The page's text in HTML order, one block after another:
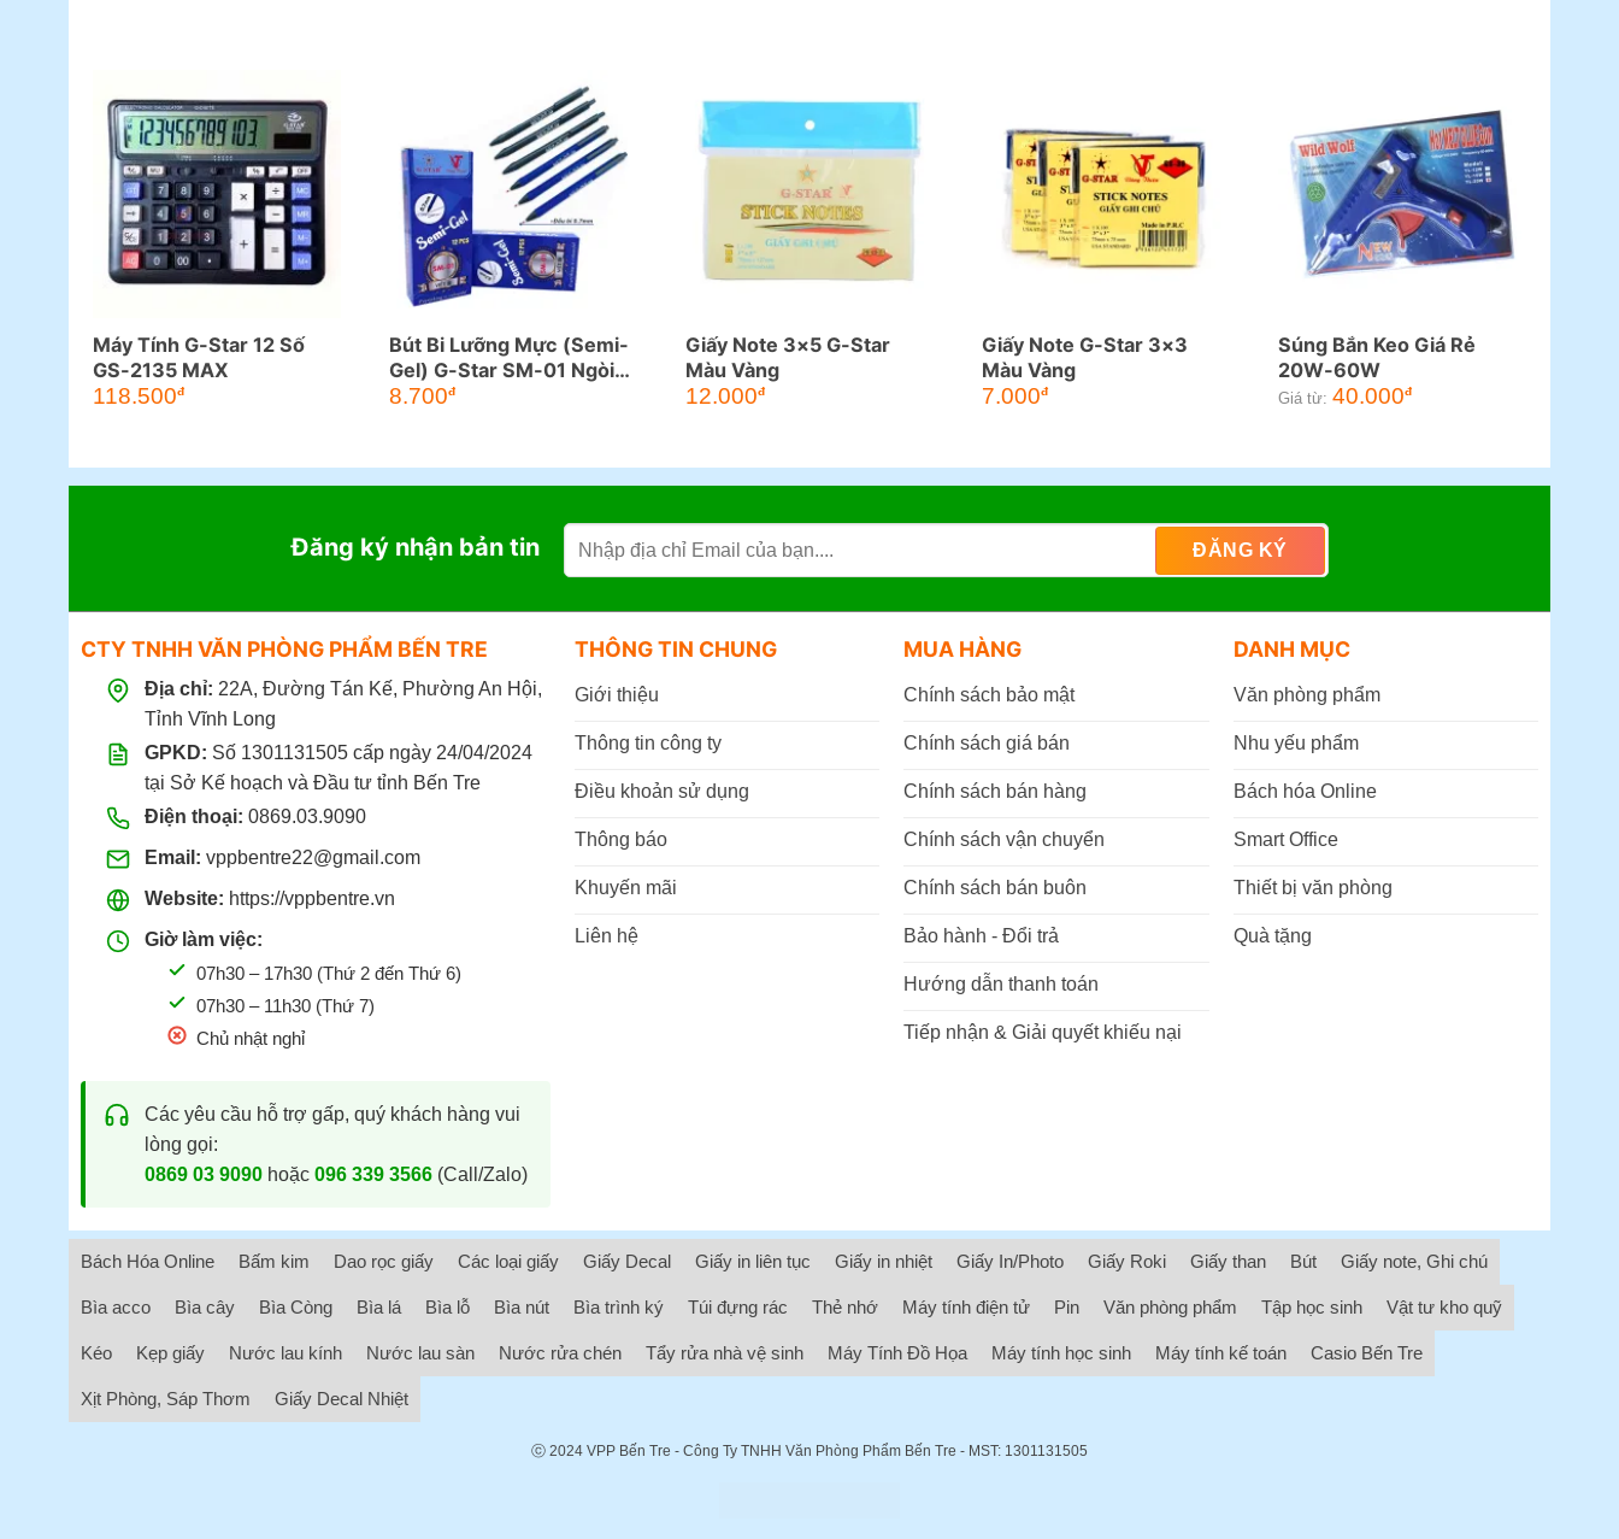
Máy Tính G-Star 12 Số
GS-2135 MAX
118.500đ
Bút Bi Lưỡng Mực (Semi-
Gel) G-Star SM-01 Ngòi
0.7MM
8.700đ
Giấy Note 3×5 G-Star
Màu Vàng
12.000đ
Giấy Note G-Star 3×3
Màu Vàng
7.000đ
Súng Bắn Keo Giá Rẻ
20W-60W
Giá từ: 40.000đ
Đăng ký nhận bản tin
CTY TNHH VĂN PHÒNG PHẨM BẾN TRE
Địa chỉ: 22A, Đường Tán Kế, Phường An Hội,
Tỉnh Vĩnh Long
GPKD: Số 1301131505 cấp ngày 24/04/2024
tại Sở Kế hoạch và Đầu tư tỉnh Bến Tre
Điện thoại: 0869.03.9090
Email: vppbentre22@gmail.com
Website: https://vppbentre.vn
Giờ làm việc:
07h30 – 17h30 (Thứ 2 đến Thứ 6)
07h30 – 11h30 (Thứ 7)
Chủ nhật nghỉ
Các yêu cầu hỗ trợ gấp, quý khách hàng vui
lòng gọi:
0869 03 9090hoặc 096 339 3566(Call/Zalo)
THÔNG TIN CHUNG
Giới thiệu
Thông tin công ty
Điều khoản sử dụng
Thông báo
Khuyến mãi
Liên hệ
MUA HÀNG
Chính sách bảo mật
Chính sách giá bán
Chính sách bán hàng
Chính sách vận chuyển
Chính sách bán buôn
Bảo hành - Đổi trả
Hướng dẫn thanh toán
Tiếp nhận & Giải quyết khiếu nại
DANH MỤC
Văn phòng phẩm
Nhu yếu phẩm
Bách hóa Online
Smart Office
Thiết bị văn phòng
Quà tặng
Bách Hóa Online Bấm kim Dao rọc giấy Các loại giấy Giấy Decal Giấy in liên tục Giấy in nhiệt Giấy In/Photo Giấy Roki Giấy than Bút Giấy note, Ghi chú
Bìa acco Bìa cây Bìa Còng Bìa lá Bìa lỗ Bìa nút Bìa trình ký Túi đựng rác Thẻ nhớ Máy tính điện tử Pin Văn phòng phẩm Tập học sinh Vật tư kho quỹ
Kéo Kẹp giấy Nước lau kính Nước lau sàn Nước rửa chén Tẩy rửa nhà vệ sinh Máy Tính Đồ Họa Máy tính học sinh Máy tính kế toán Casio Bến Tre
Xịt Phòng, Sáp Thơm Giấy Decal Nhiệt
ⓒ 2024 VPP Bến Tre - Công Ty TNHH Văn Phòng Phẩm Bến Tre - MST: 1301131505